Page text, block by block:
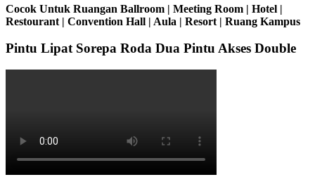
Cocok Untuk Ruangan Ballroom | Meeting Room | Hotel |
Restourant | Convention Hall | Aula | Resort | Ruang Kampus
Pintu Lipat Sorepa Roda Dua Pintu Akses Double